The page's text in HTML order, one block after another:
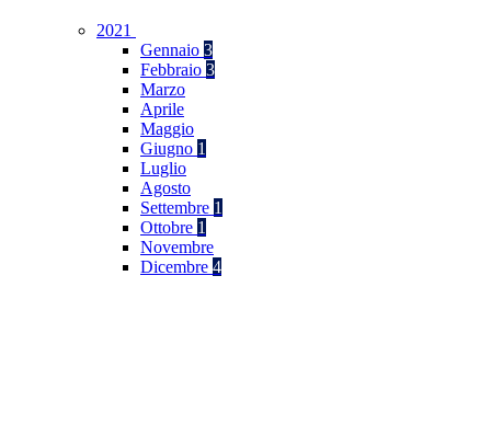
2021
Gennaio 3
Febbraio 3
Marzo
Aprile
Maggio
Giugno 1
Luglio
Agosto
Settembre 1
Ottobre 1
Novembre
Dicembre 4